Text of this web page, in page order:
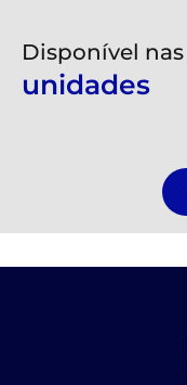
Disponível nas
unidades